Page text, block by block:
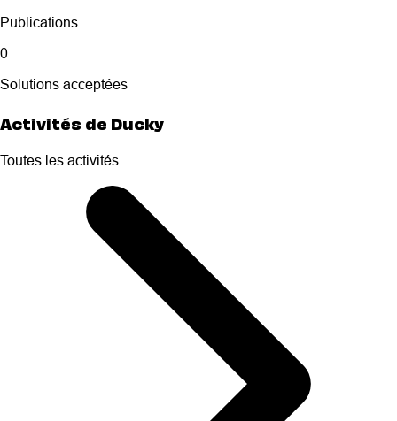
Publications
0
Solutions acceptées
Activités de Ducky
Toutes les activités